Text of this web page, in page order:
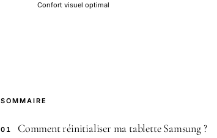
Confort visuel optimal
SOMMAIRE
01 Comment réinitialiser ma tablette Samsung ?